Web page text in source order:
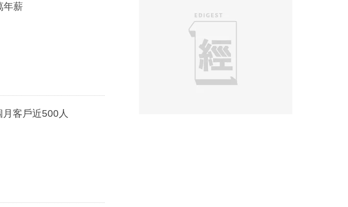
年薪
客戶近500人